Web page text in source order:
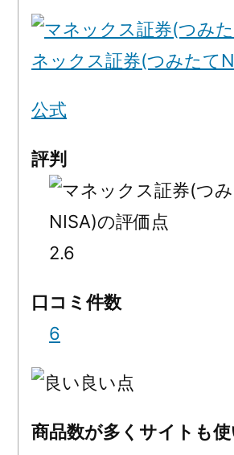
ネックス証券(つみたて
公式
評判
2.6
口コミ件数
6
良い点
商品数が多くサイトも